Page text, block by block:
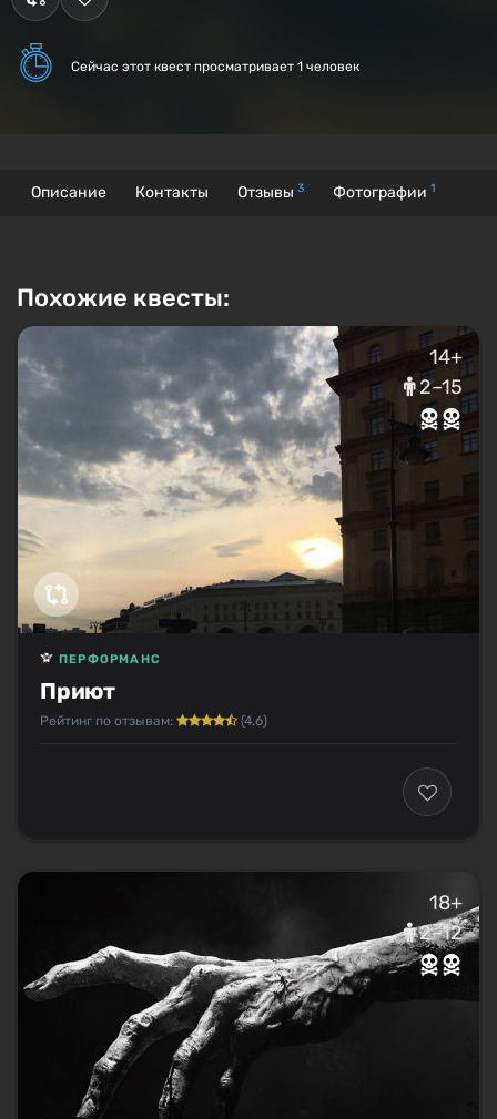
Сейчас этот квест просматривает 1 человек
Описание Контакты Отзывы 3 Фотографии 1
Похожие квесты:
14+
2–15
Приют
ПЕРФОРМАНС
Рейтинг по отзывам: (4.6)
18+
2–12